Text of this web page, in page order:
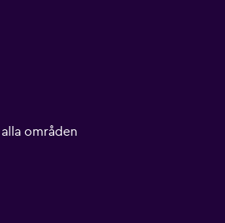
områden